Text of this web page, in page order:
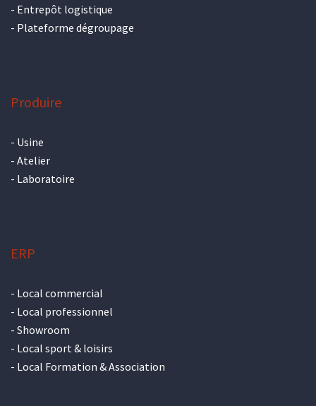
- Entrepôt logistique
- Plateforme dégroupage
Produire
- Usine
- Atelier
- Laboratoire
ERP
- Local commercial
- Local professionnel
- Showroom
- Local sport & loisirs
- Local Formation & Association